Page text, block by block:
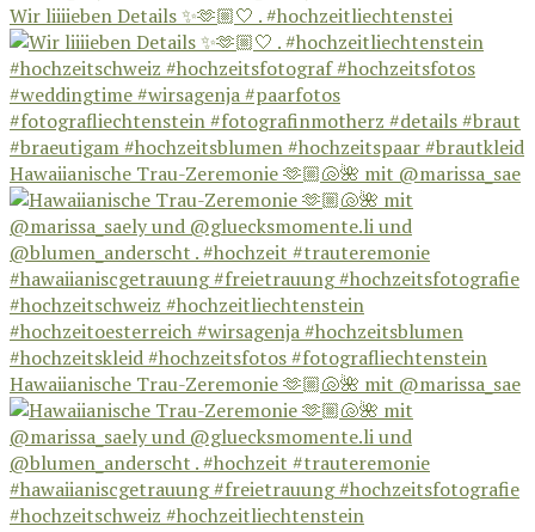
Wir liiiieben Details ✨🫶🏼🤍 . #hochzeitliechtenstei
Hawaiianische Trau-Zeremonie 🫶🏼🐚🌺 mit @marissa_sae
Hawaiianische Trau-Zeremonie 🫶🏼🐚🌺 mit @marissa_sae